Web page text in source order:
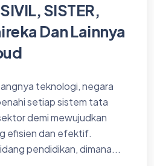
SISTER,
Dan Lainnya
teknologi, negara
setiap sistem tata
demi mewujudkan
efisien dan efektif.
pendidikan, dimana...